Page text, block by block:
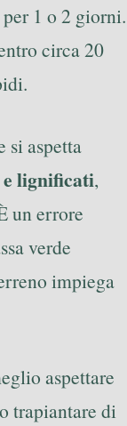
1 o 2 giorni.
circa 20
si aspetta
lignificati,
un errore
verde
impiega
aspettare
trapiantare di